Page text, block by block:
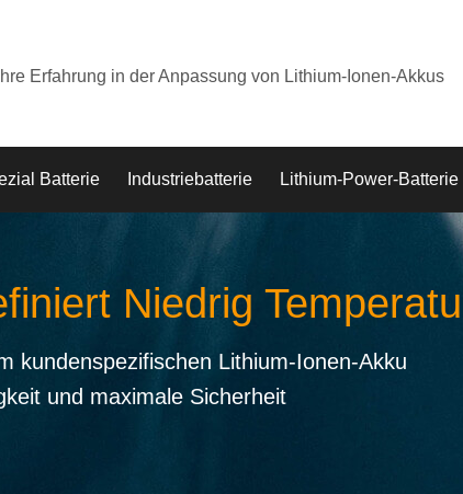
Erfahrung in der Anpassung von Lithium-Ionen-Akkus
Batterie Industriebatterie Lithium-Power-Batterie
Niedrig
kundenspezifischen Lithium-Ionen-Akku
und maximale Sicherheit